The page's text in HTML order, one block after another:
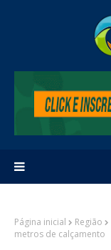
Página inicial Região
metros de calçamento